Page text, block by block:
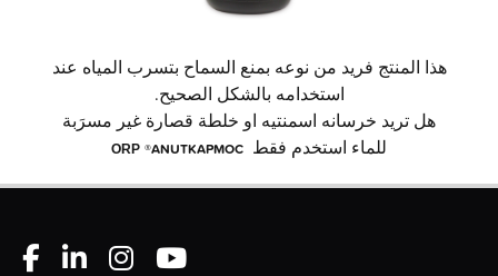
هذا المنتج فريد من نوعه بمنع السماح بتسرب المياه عند
استخدامه بالشكل الصحيح.
هل تريد خرسانه اسمنتيه او خلطة قصارة غير مسرَبة
للماء استخدم فقط
ORP ®ANUTKAPMOC